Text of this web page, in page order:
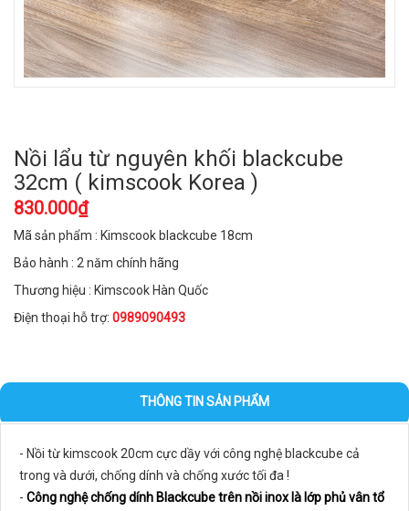
Nồi lẩu từ nguyên khối blackcube
32cm ( kimscook Korea )
830.000₫
Mã sản phẩm : Kimscook blackcube 18cm
Bảo hành : 2 năm chính hãng
Thương hiệu : Kimscook Hàn Quốc
Điện thoại hỗ trợ: 0989090493
THÔNG TIN SẢN PHẨM
- Nồi từ kimscook 20cm cực dầy với công nghệ blackcube cả
trong và dưới, chống dính và chống xước tối đa !
- Công nghệ chống dính Blackcube trên nồi inox là lớp phủ vân tổ